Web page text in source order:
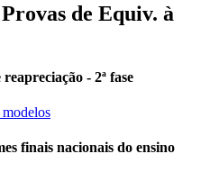
de Equiv. à
- 2ª fase
finais nacionais do ensino